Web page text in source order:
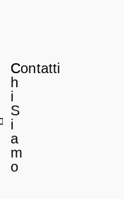
C
h
i
S
i
a
m
o
Contatti